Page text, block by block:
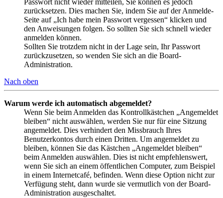
Passwort nicht wieder mitteilen, Sie können es jedoch
zurücksetzen. Dies machen Sie, indem Sie auf der Anmelde-
Seite auf „Ich habe mein Passwort vergessen“ klicken und
den Anweisungen folgen. So sollten Sie sich schnell wieder
anmelden können.
Sollten Sie trotzdem nicht in der Lage sein, Ihr Passwort
zurückzusetzen, so wenden Sie sich an die Board-
Administration.
Nach oben
Warum werde ich automatisch abgemeldet?
Wenn Sie beim Anmelden das Kontrollkästchen „Angemeldet
bleiben“ nicht auswählen, werden Sie nur für eine Sitzung
angemeldet. Dies verhindert den Missbrauch Ihres
Benutzerkontos durch einen Dritten. Um angemeldet zu
bleiben, können Sie das Kästchen „Angemeldet bleiben“
beim Anmelden auswählen. Dies ist nicht empfehlenswert,
wenn Sie sich an einem öffentlichen Computer, zum Beispiel
in einem Internetcafé, befinden. Wenn diese Option nicht zur
Verfügung steht, dann wurde sie vermutlich von der Board-
Administration ausgeschaltet.